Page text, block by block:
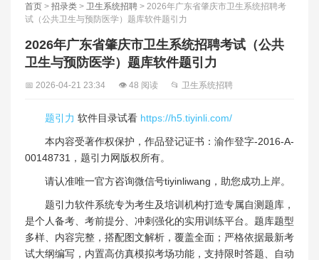
首页 > 招录类 > 卫生系统招聘 > 2026年广东省肇庆市卫生系统招聘考
试（公共卫生与预防医学）题库软件题引力
2026年广东省肇庆市卫生系统招聘考试（公共
卫生与预防医学）题库软件题引力
📅 2026-04-21 23:34 👁 48 阅读 📂 卫生系统招聘
题引力 软件目录试看 https://h5.tiyinli.com/
本内容受著作权保护，作品登记证书：渝作登字-2016-A-
00148731，题引力网版权所有。
请认准唯一官方咨询微信号tiyinliwang，助您成功上岸。
题引力软件系统专为考生及培训机构打造专属自测题库，
是个人备考、考前提分、冲刺强化的实用训练平台。题库题型
多样、内容完整，搭配图文解析，覆盖全面；严格依据最新考
试大纲编写，内置高仿真模拟考场功能，支持限时答题、自动